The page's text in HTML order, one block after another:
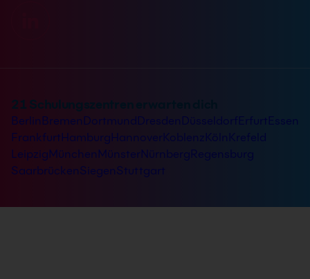
21 Schulungszentren erwarten dich
Berlin Bremen Dortmund ErfurtEssen
FrankfurtHamburgHannover
Krefeld
LeipzigMünchen Münster
SaarbrückenSiegen Stuttgart